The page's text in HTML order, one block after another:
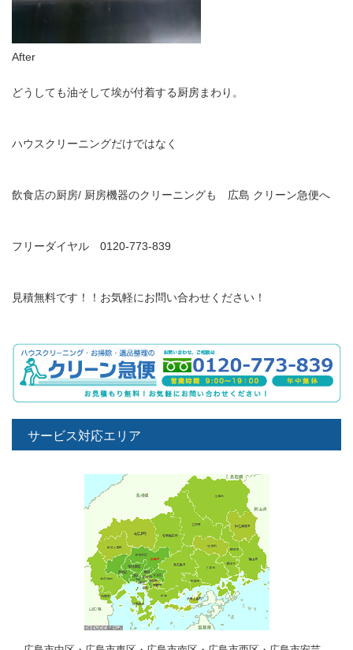
After
どうしても油そして埃が付着する厨房まわり。
ハウスクリーニングだけではなく
飲食店の厨房/ 厨房機器のクリーニングも 広島 クリーン急便へ
フリーダイヤル 0120-773-839
見積無料です！！お気軽にお問い合わせください！
サービス対応エリア